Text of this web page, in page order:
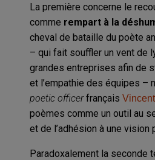
La première concerne le
comme rempart à la
cheval de bataille du poète
– qui fait souffler un vent de
grandes entreprises afin de
et l’empathie des équipes –
poetic officerfrançais
poèmes comme un outil au
et de l’adhésion à une vision
Paradoxalement la seconde